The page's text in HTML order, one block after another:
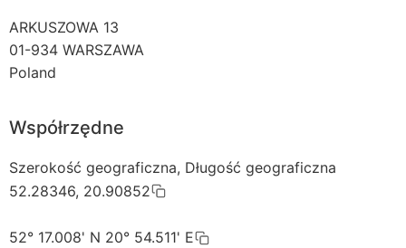
ARKUSZOWA 13
01-934 WARSZAWA
Poland
Współrzędne
Szerokość geograficzna, Długość geograficzna
52.28346, 20.90852
52° 17.008' N 20° 54.511' E